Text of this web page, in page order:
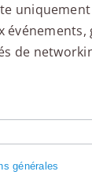
de
générales